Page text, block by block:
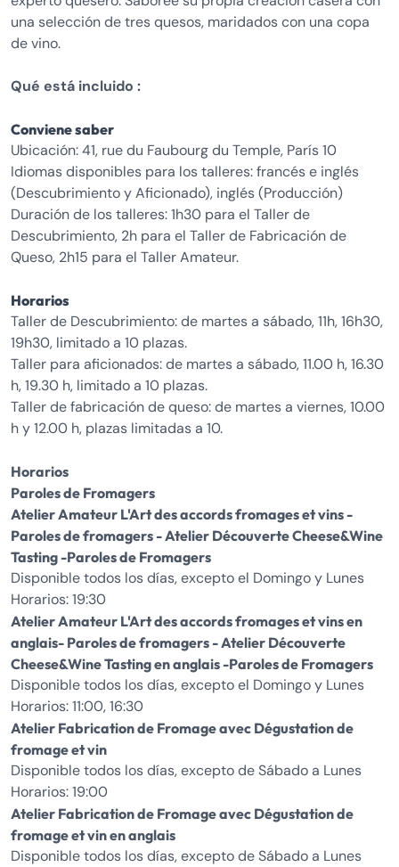
una selección de tres quesos, maridados con una copa
de vino.
Qué está incluido :
Conviene saber
Ubicación: 41, rue du Faubourg du Temple, París 10
Idiomas disponibles para los talleres: francés e inglés
(Descubrimiento y Aficionado), inglés (Producción)
Duración de los talleres: 1h30 para el Taller de
Descubrimiento, 2h para el Taller de Fabricación de
Queso, 2h15 para el Taller Amateur.
Horarios
Taller de Descubrimiento: de martes a sábado, 11h, 16h30,
19h30, limitado a 10 plazas.
Taller para aficionados: de martes a sábado, 11.00 h, 16.30
h, 19.30 h, limitado a 10 plazas.
Taller de fabricación de queso: de martes a viernes, 10.00
h y 12.00 h, plazas limitadas a 10.
Horarios
Paroles de Fromagers
Atelier Amateur L'Art des accords fromages et vins -
Paroles de fromagers - Atelier Découverte Cheese&Wine
Tasting -Paroles de Fromagers
Disponible todos los días, excepto el Domingo y Lunes
Horarios: 19:30
Atelier Amateur L'Art des accords fromages et vins en
anglais- Paroles de fromagers - Atelier Découverte
Cheese&Wine Tasting en anglais -Paroles de Fromagers
Disponible todos los días, excepto el Domingo y Lunes
Horarios: 11:00, 16:30
Atelier Fabrication de Fromage avec Dégustation de
fromage et vin
Disponible todos los días, excepto de Sábado a Lunes
Horarios: 19:00
Atelier Fabrication de Fromage avec Dégustation de
fromage et vin en anglais
Disponible todos los días, excepto de Sábado a Lunes